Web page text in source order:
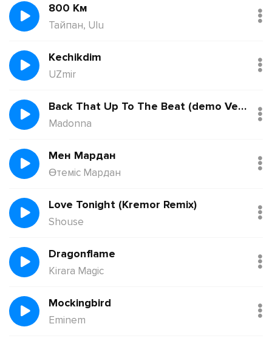
800 Км
Тайпан, Ulu
Kechikdim
UZmir
Back That Up To The Beat (demo Version)
Madonna
Мен Мардан
Өтеміс Мардан
Love Tonight (Kremor Remix)
Shouse
Dragonflame
Kirara Magic
Mockingbird
Eminem